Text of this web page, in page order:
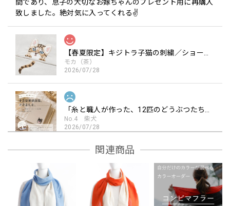
間であり、息子の大切なお嫁ちゃんのプレゼント用に再購入
致しました。絶対気に入ってくれる✌️
モカ（茶）
2026/07/28
No.4 柴犬
2026/07/28
もう少し丁寧に作られているのかと思っていたら、大したこ
ました。 現物が見たかったのでかがわ市引田の店に行きま
したが、工事中で見れなかった。営業中でないことを記載し
ておいて欲しかったです。ワッペンは金額の割に残念でし
た。
関連商品